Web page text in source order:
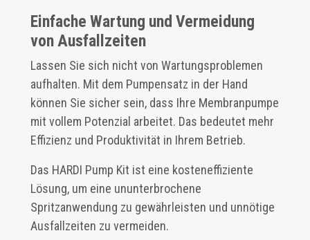
Einfache Wartung und Vermeidung
von Ausfallzeiten
Lassen Sie sich nicht von Wartungsproblemen
aufhalten. Mit dem Pumpensatz in der Hand
können Sie sicher sein, dass Ihre Membranpumpe
mit vollem Potenzial arbeitet. Das bedeutet mehr
Effizienz und Produktivität in Ihrem Betrieb.
Das HARDI Pump Kit ist eine kosteneffiziente
Lösung, um eine ununterbrochene
Spritzanwendung zu gewährleisten und unnötige
Ausfallzeiten zu vermeiden.